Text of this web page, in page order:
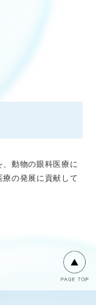
動物の眼科医療に
の発展に貢献して